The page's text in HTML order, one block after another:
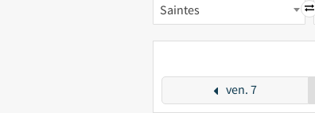
Saintes
ven. 7